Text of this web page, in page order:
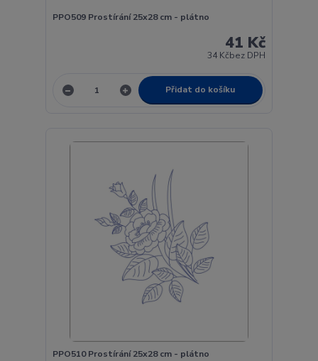
PPO509 Prostírání 25x28 cm - plátno
41 Kč
34 Kčbez DPH
Přidat do košíku
PPO510 Prostírání 25x28 cm - plátno